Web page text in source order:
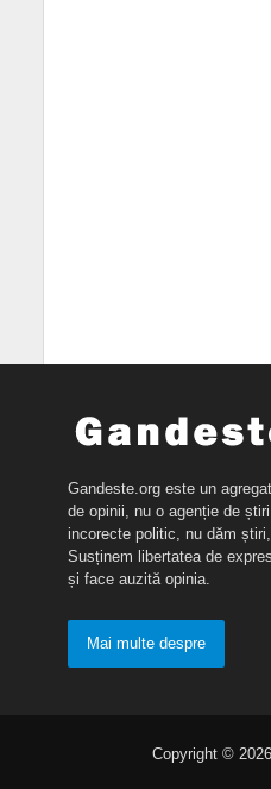
Gandeste.org este un
de opinii, nu o agenție de
incorecte politic, nu dăm
Susținem libertatea de
și face auzită opinia.
Mai multe despre
Copyright ©